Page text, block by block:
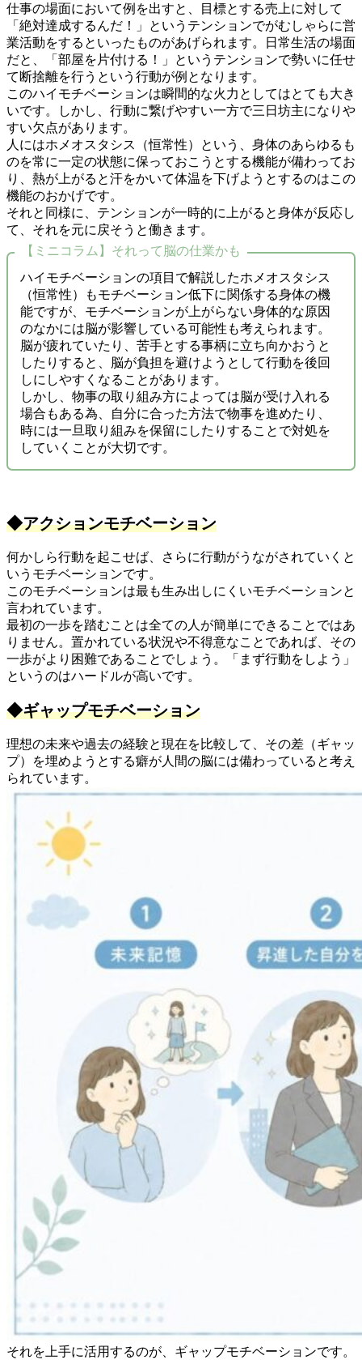
仕事の場面において例を出すと、目標とする売上に対して
「絶対達成するんだ！」というテンションでがむしゃらに営
業活動をするといったものがあげられます。日常生活の場面
だと、「部屋を片付ける！」というテンションで勢いに任せ
て断捨離を行うという行動が例となります。
このハイモチベーションは瞬間的な火力としてはとても大き
いです。しかし、行動に繋げやすい一方で三日坊主になりや
すい欠点があります。
人にはホメオスタシス（恒常性）という、身体のあらゆるも
のを常に一定の状態に保っておこうとする機能が備わってお
り、熱が上がると汗をかいて体温を下げようとするのはこの
機能のおかげです。
それと同様に、テンションが一時的に上がると身体が反応し
て、それを元に戻そうと働きます。
【ミニコラム】それって脳の仕業かも
ハイモチベーションの項目で解説したホメオスタシス
（恒常性）もモチベーション低下に関係する身体の機
能ですが、モチベーションが上がらない身体的な原因
のなかには脳が影響している可能性も考えられます。
脳が疲れていたり、苦手とする事柄に立ち向かおうと
したりすると、脳が負担を避けようとして行動を後回
しにしやすくなることがあります。
しかし、物事の取り組み方によっては脳が受け入れる
場合もある為、自分に合った方法で物事を進めたり、
時には一旦取り組みを保留にしたりすることで対処を
していくことが大切です。
◆アクションモチベーション
何かしら行動を起こせば、さらに行動がうながされていくと
いうモチベーションです。
このモチベーションは最も生み出しにくいモチベーションと
言われています。
最初の一歩を踏むことは全ての人が簡単にできることではあ
りません。置かれている状況や不得意なことであれば、その
一歩がより困難であることでしょう。「まず行動をしよう」
というのはハードルが高いです。
◆ギャップモチベーション
理想の未来や過去の経験と現在を比較して、その差（ギャッ
プ）を埋めようとする癖が人間の脳には備わっていると考え
られています。
それを上手に活用するのが、ギャップモチベーションです。